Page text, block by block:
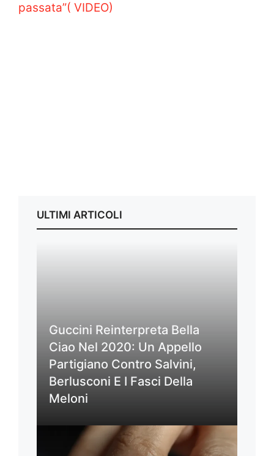
passata”( VIDEO)
ULTIMI ARTICOLI
Guccini Reinterpreta Bella
Ciao Nel 2020: Un Appello
Partigiano Contro Salvini,
Berlusconi E I Fasci Della
Meloni